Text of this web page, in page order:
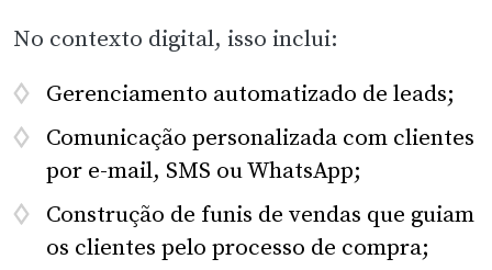
No contexto digital, isso inclui:
Gerenciamento automatizado de leads;
Comunicação personalizada com clientes
por e-mail, SMS ou WhatsApp;
Construção de funis de vendas que guiam
os clientes pelo processo de compra;